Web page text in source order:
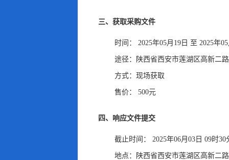
三、获取采购文件
时间： 2025年05月19日 至 2025年
途径： 陕西省西安市莲湖区高新二
方式： 现场获取
售价： 500元
四、响应文件提交
截止时间： 2025年06月03日 09时
地点： 陕西省西安市莲湖区高新二